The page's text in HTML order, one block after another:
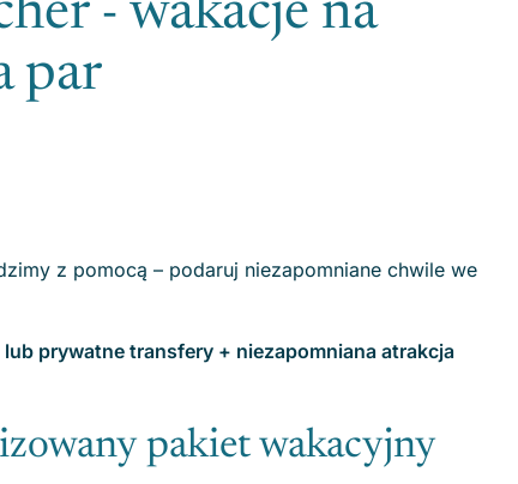
- wakacje na
par
z pomocą – podaruj niezapomniane chwile we
prywatne transfery + niezapomniana atrakcja
pakiet wakacyjny